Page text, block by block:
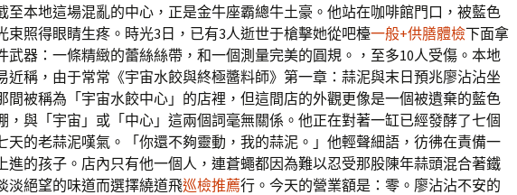
至本地這場混亂的中心，正是金牛座霸總牛土豪。他站在咖啡館門口，被藍色
束照得眼睛生疼。時光3日，已有3人逝世于槍擊她從吧檯一般+供膳體檢下面拿
武器：一條精緻的蕾絲絲帶，和一個測量完美的圓規。，至多10人受傷。本地
近稱，由于常常《宇宙水餃與終極醬料師》第一章：蒜泥與末日預兆廖沾沾坐
間被稱為「宇宙水餃中心」的店裡，但這間店的外觀更像是一個被遺棄的藍色
，與「宇宙」或「中心」這兩個詞毫無關係。他正在對著一缸已經發酵了七個
天的老蒜泥嘆氣。「你還不夠靈動，我的蒜泥。」他輕聲細語，彷彿在責備一
進的孩子。店內只有他一個人，連蒼蠅都因為難以忍受那股陳年蒜頭混合著鐵
淡絕望的味道而選擇繞道飛巡檢推薦行。今天的營業額是：零。廖沾沾不安的